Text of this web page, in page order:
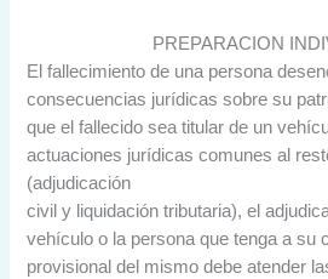
PREPARACION
El fallecimiento de una persona
consecuencias jurídicas sobre su
que el fallecido sea titular de un
actuaciones jurídicas comunes al
(adjudicación
civil y liquidación tributaria), el
vehículo o la persona que tenga a su
provisional del mismo debe atender